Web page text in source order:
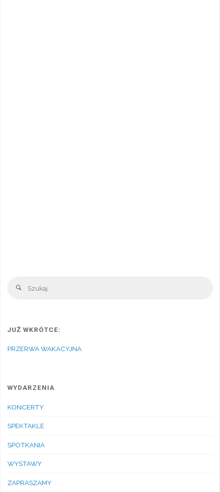
Szukaj
JUŻ WKRÓTCE:
PRZERWA WAKACYJNA
WYDARZENIA
KONCERTY
SPEKTAKLE
SPOTKANIA
WYSTAWY
ZAPRASZAMY